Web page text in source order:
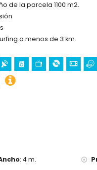
Moraira, Costa Blanca
de 5 kilómetros de la
Histórico) (a menos de 5
del alojamiento)
5 kilómetros de la villa)
la villa)
de la parcela 1100 m2.
a menos de 3 km.
:4 m.